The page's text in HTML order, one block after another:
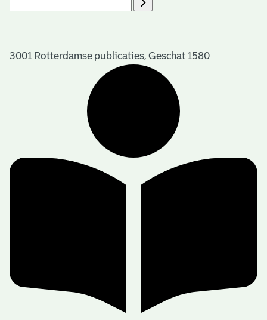
3001 Rotterdamse publicaties, Geschat 1580